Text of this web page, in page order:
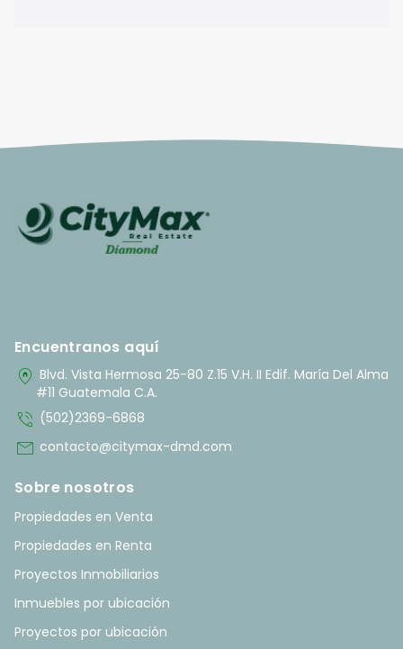
Encuentranos aquí
home_pin Blvd. Vista Hermosa 25-80 Z.15 V.H. II Edif. María Del Alma
#11 Guatemala C.A.
phone_in_talk (502)2369-6868
mail contacto@citymax-dmd.com
Sobre nosotros
Propiedades en Venta
Propiedades en Renta
Proyectos Inmobiliarios
Inmuebles por ubicación
Proyectos por ubicación